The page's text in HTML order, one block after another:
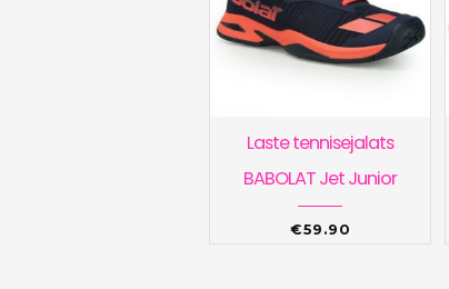
Laste tennisejalats
BABOLAT Jet Junior
€59.90